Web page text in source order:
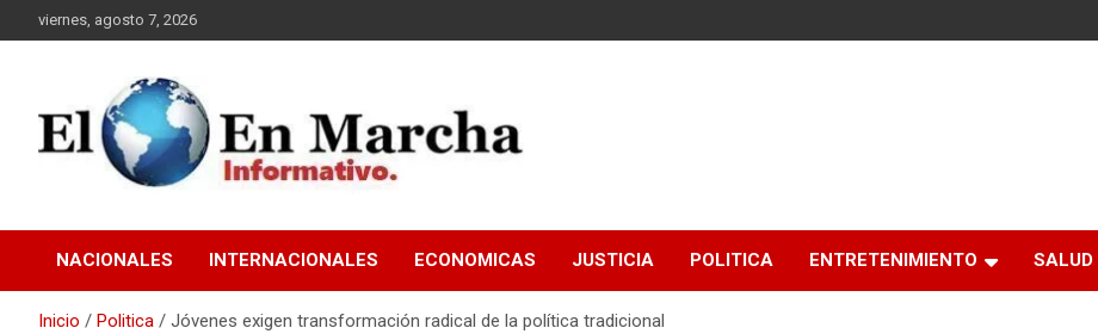
al
viernes, agosto 7, 2026
elmundoenmarcha.net
NACIONALES INTERNACIONALES ECONOMICAS JUSTICIA POLITICA ENTRETENIMIENTO SALUD
Inicio Politica Jóvenes exigen transformación radical de la política tradicional